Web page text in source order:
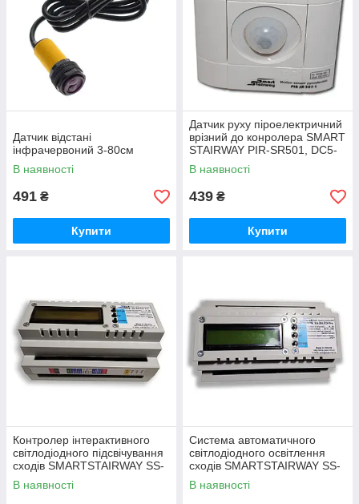
Датчик відстані
інфрачервоний 3-80см
В наявності
491 ₴
Купити
Датчик руху піроелектричний
врізний до конролера SMART
STAIRWAY PIR-SR501, DC5-
20V, Білий
В наявності
439 ₴
Купити
Контролер інтерактивного
світлодіодного підсвічування
сходів SMARTSTAIRWAY SS-
26 LCD PRO
В наявності
Система автоматичного
світлодіодного освітлення
сходів SMARTSTAIRWAY SS-
26 LCD PRO
В наявності